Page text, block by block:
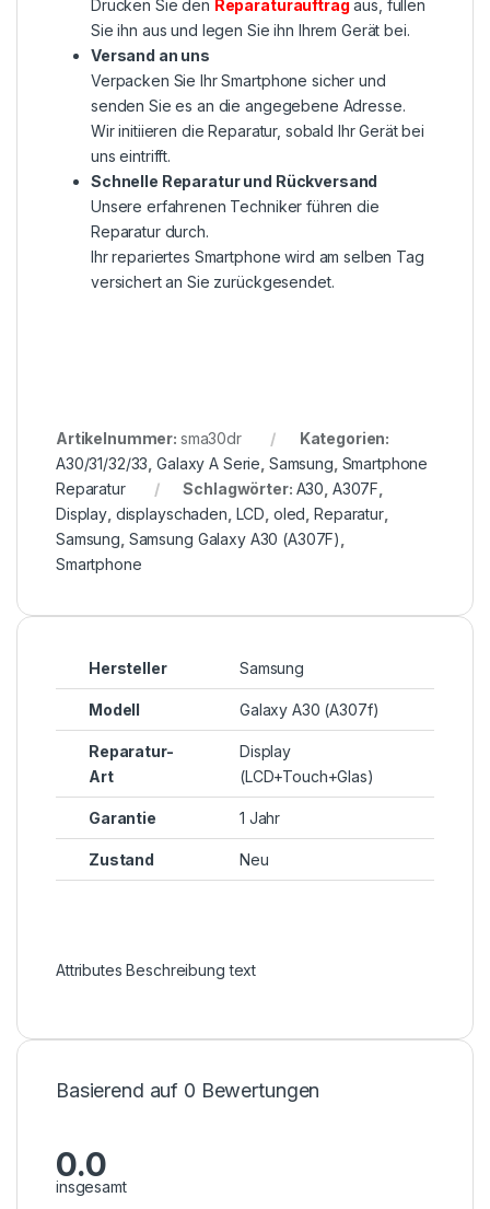
Drucken Sie den Reparaturauftrag aus, füllen
Sie ihn aus und legen Sie ihn Ihrem Gerät bei.
Versand an uns
Verpacken Sie Ihr Smartphone sicher und
senden Sie es an die angegebene Adresse.
Wir initiieren die Reparatur, sobald Ihr Gerät bei
uns eintrifft.
Schnelle Reparatur und Rückversand
Unsere erfahrenen Techniker führen die
Reparatur durch.
Ihr repariertes Smartphone wird am selben Tag
versichert an Sie zurückgesendet.
Artikelnummer: sma30dr
Kategorien:
A30/31/32/33 ,Galaxy A Serie Samsung Smartphone
Reparatur
Schlagwörter: A30 A307F
Display displayschaden LCD oled ,Reparatur,
Samsung Samsung Galaxy A30 (A307F)
Smartphone
Hersteller Samsung
Modell Galaxy A30 (A307f)
Reparatur-
Art
Display
(LCD+Touch+Glas)
Garantie 1 Jahr
Zustand Neu
Attributes Beschreibung text
Basierend auf 0 Bewertungen
0.0
insgesamt